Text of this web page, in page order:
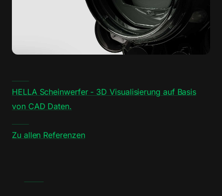
HELLA Scheinwerfer - 3D Visualisierung auf Basis
von CAD Daten.
Zu allen Referenzen